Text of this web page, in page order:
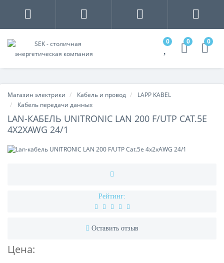
0 0 0
Магазин электрики Кабель и провод
LAPP KABEL
Кабель передачи данных
LAN-КАБЕЛЬ UNITRONIC LAN 200 F/UTP CAT.5E
4X2XAWG 24/1
Рейтинг:
Оставить отзыв
Цена: